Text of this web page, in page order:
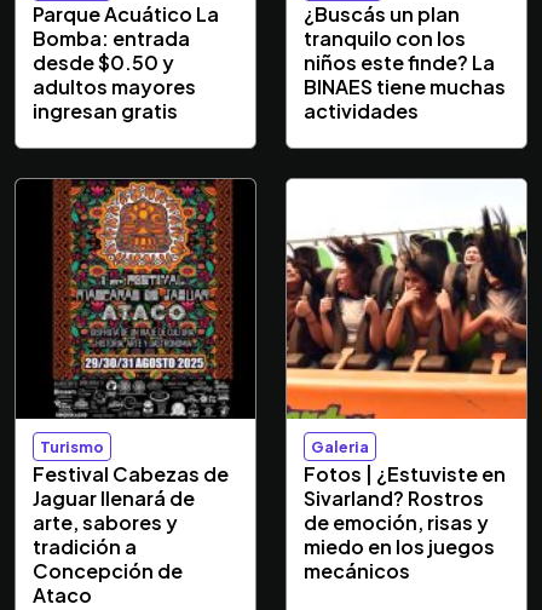
Parque Acuático La
Bomba: entrada
desde $0.50 y
adultos mayores
ingresan gratis
¿Buscás un plan
tranquilo con los
niños este finde? La
BINAES tiene muchas
actividades
Turismo
Festival Cabezas de
Jaguar llenará de
arte, sabores y
tradición a
Concepción de
Ataco
Galeria
Fotos | ¿Estuviste en
Sivarland? Rostros
de emoción, risas y
miedo en los juegos
mecánicos